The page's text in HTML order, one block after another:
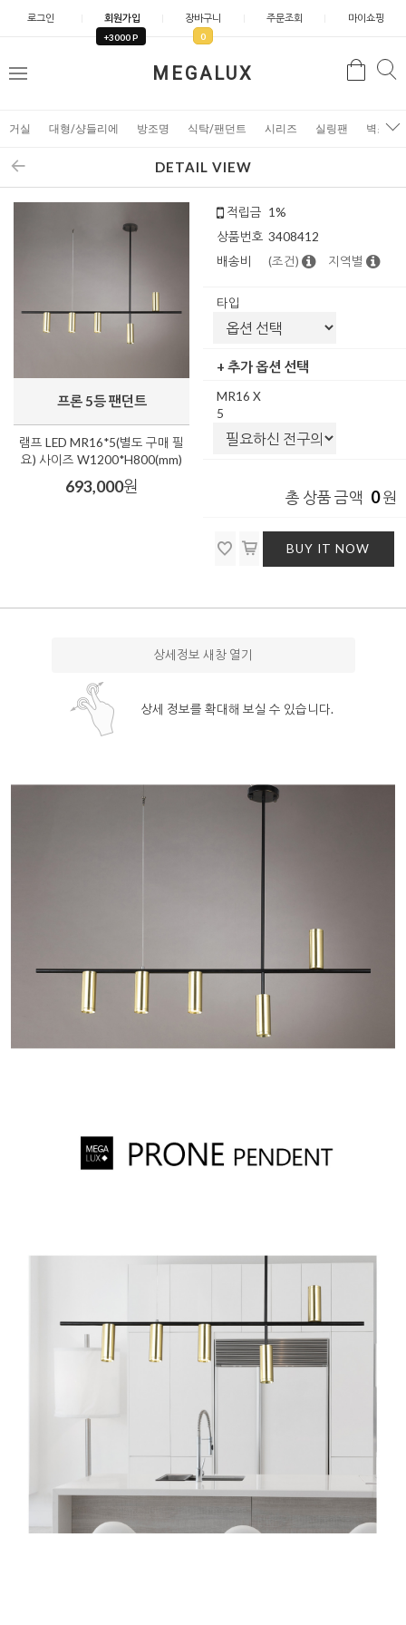
로그인 회원가입
+3000 P
장바구니
0
주문조회 마이쇼핑
MEGALUX
메
검
거실 대형/샹들리에 방조명 식탁/팬던트 시리즈 실링팬 벽조명
DETAIL VIEW
프론 5등 팬던트
램프 LED MR16*5(별도 구매 필
요) 사이즈 W1200*H800(mm)
693,000원
적립금 1%
상품번호 3408412
배송비
(조건) 지역별
타입
+ 추가 옵션 선택
MR16 X
5
총 상품 금액 0원
BUY IT NOW
상세정보 새창 열기
상세 정보를 확대해 보실 수 있습니다.